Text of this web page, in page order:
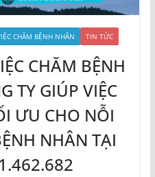
CHĂM BỆNH NHÂN TIN TỨC
CHĂM BỆNH
TY GIÚP VIỆC
ƯU CHO NỖI
NHÂN TẠI